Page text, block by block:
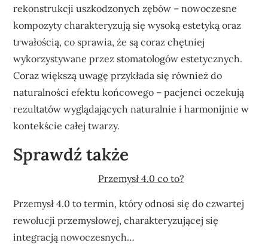
rekonstrukcji uszkodzonych zębów – nowoczesne
kompozyty charakteryzują się wysoką estetyką oraz
trwałością, co sprawia, że są coraz chętniej
wykorzystywane przez stomatologów estetycznych.
Coraz większą uwagę przykłada się również do
naturalności efektu końcowego – pacjenci oczekują
rezultatów wyglądających naturalnie i harmonijnie w
kontekście całej twarzy.
Sprawdź także
Przemysł 4.0 co to?
Przemysł 4.0 to termin, który odnosi się do czwartej
rewolucji przemysłowej, charakteryzującej się
integracją nowoczesnych…